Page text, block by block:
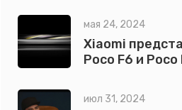
зерна в
стоит за этим
меры
мая 24, 2024
Xiaomi
Poco F6 и Poco
июл 31, 2024